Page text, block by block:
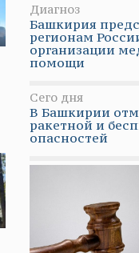
Диагноз
Башкирия
регионам
организации
помощи
Сего дня
В Башкирии
ракетной и
опасностей